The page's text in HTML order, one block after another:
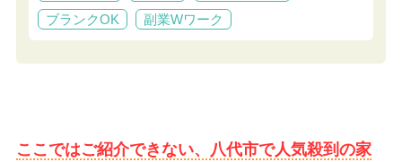
ブランクOK
副業Wワーク
ここではご紹介できない、八代市で人気殺到の家